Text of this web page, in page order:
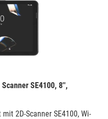
SE4100, 8'',
2D-Scanner SE4100, Wi-